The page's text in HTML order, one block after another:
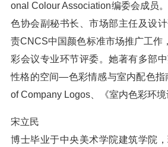
onal Colour Association编委会成员
色协会副秘书长、市场部主任及设
责CNCS中国颜色标准市场推广工作
彩会议专业环节评委。她著有多部
性格的空间—色彩情感与室内配色指
of Company Logos、《室内色彩环境
宋立民
博士毕业于中央美术学院建筑学院